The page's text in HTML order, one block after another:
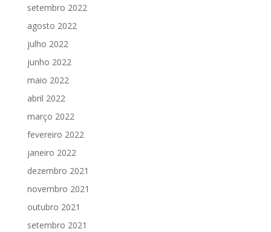
setembro 2022
agosto 2022
julho 2022
junho 2022
maio 2022
abril 2022
março 2022
fevereiro 2022
janeiro 2022
dezembro 2021
novembro 2021
outubro 2021
setembro 2021